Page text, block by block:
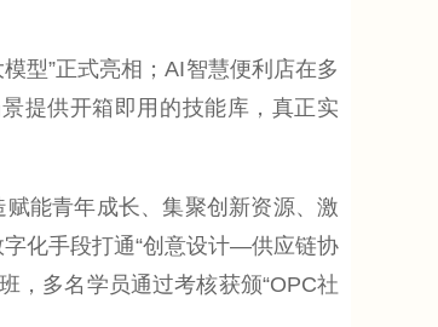
型”正式亮相；AI智慧便利店在多
提供开箱即用的技能库，真正实
能青年成长、集聚创新资源、激
化手段打通“创意设计—供应链协
，多名学员通过考核获颁“OPC社